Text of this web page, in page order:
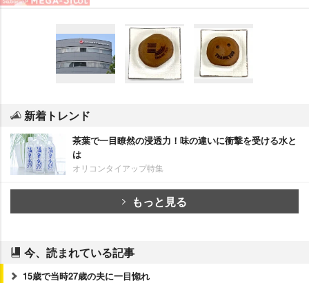
新着トレンド
茶葉で一目瞭然の浸透力！味の違いに衝撃を受ける水と
は
オリコンタイアップ特集
もっと見る
今、読まれている記事
15歳で当時27歳の夫に一目惚れ